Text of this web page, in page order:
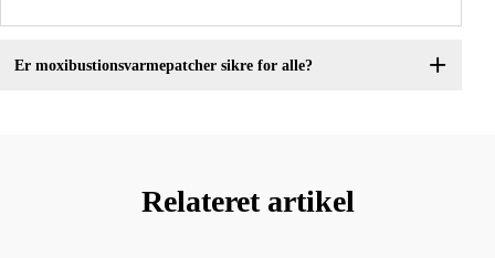
Er moxibustionsvarmepatcher sikre for alle?
Relateret artikel